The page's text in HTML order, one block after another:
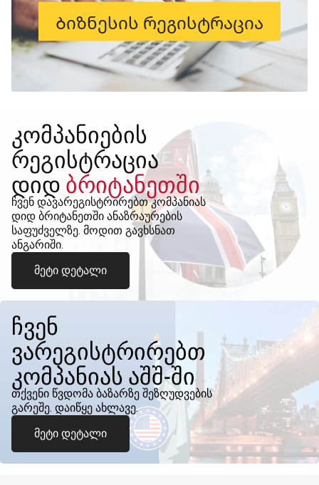
Ბიზნესის რეგისტრაცია
კომპანიების
რეგისტრაცია
დიდბრიტანეთში
ჩვენ დავარეგისტრირებთ კომპანიას
დიდ ბრიტანეთში ანაზრაურების
საფუძველზე. მოდით გავხსნათ
ანგარიში.
მეტი დეტალი
ჩვენ
ვარეგისტრირებთ
კომპანიას აშშ-ში
თქვენი წვდომა ბაზარზე შეზღუდვების
გარეშე. დაიწყე ახლავე.
მეტი დეტალი